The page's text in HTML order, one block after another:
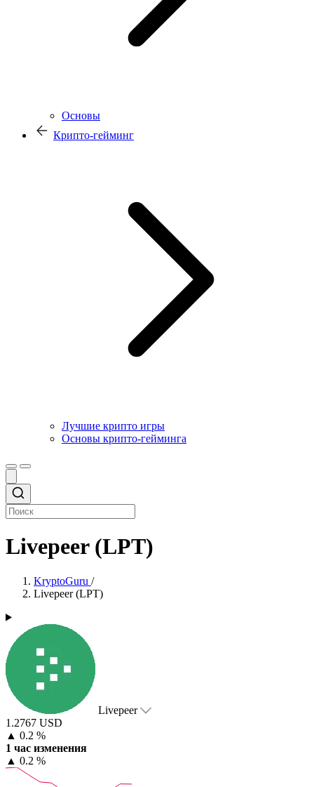
Основы
Крипто-гейминг
Лучшие крипто игры
Основы крипто-гейминга
Livepeer (LPT)
KryptoGuru /
Livepeer (LPT)
Livepeer
1.2767 USD
▲ 0.2 %
1 час изменения
▲ 0.2 %